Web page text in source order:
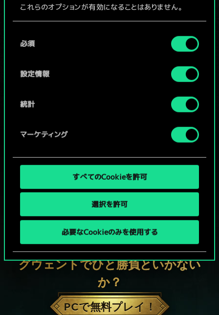
これらのオプションが有効になることはありません。
詳細は、下記の「設定」メニューでご確認ください。
必須
設定情報
統計
マーケティング
すべてのCookieを許可
選択を許可
必要なCookieのみを使用する
デッキを編集
グウェントでひと勝負といかない
か？
PCで無料プレイ！